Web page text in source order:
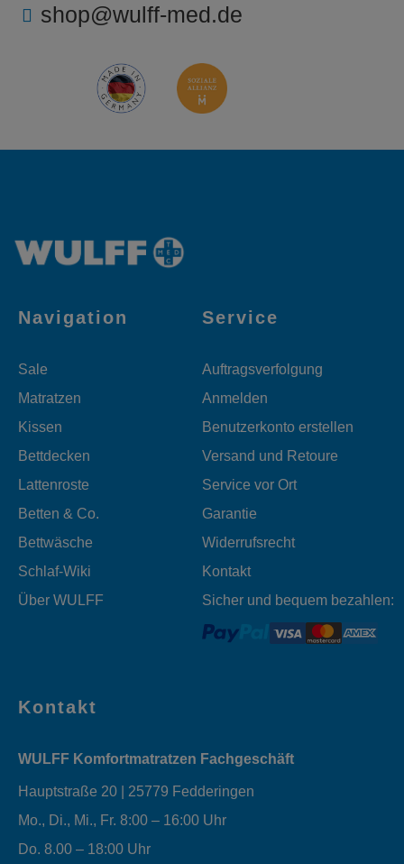
shop@wulff-med.de
Navigation
Sale
Matratzen
Kissen
Bettdecken
Lattenroste
Betten & Co.
Bettwäsche
Schlaf-Wiki
Über WULFF
Service
Auftragsverfolgung
Anmelden
Benutzerkonto erstellen
Versand und Retoure
Service vor Ort
Garantie
Widerrufsrecht
Kontakt
Sicher und bequem bezahlen:
Kontakt
WULFF Komfortmatratzen Fachgeschäft
Hauptstraße 20 | 25779 Fedderingen
Mo., Di., Mi., Fr. 8:00 – 16:00 Uhr
Do. 8.00 – 18:00 Uhr